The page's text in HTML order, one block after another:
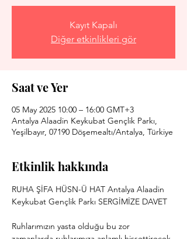
Kayıt Kapalı
Diğer etkinlikleri gör
Saat ve Yer
05 May 2025 10:00 – 16:00 GMT+3
Antalya Alaadin Keykubat Gençlik Parkı,
Yeşilbayır, 07190 Döşemealtı/Antalya, Türkiye
Etkinlik hakkında
RUHA ŞİFA HÜSN-Ü HAT Antalya Alaadin
Keykubat Gençlik Parkı SERGİMİZE DAVET
Ruhlarımızın yasta olduğu bu zor